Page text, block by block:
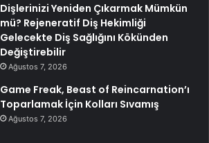
Dişlerinizi Yeniden Çıkarmak Mümkün
mü? Rejeneratif Diş Hekimliği
Gelecekte Diş Sağlığını Kökünden
Değiştirebilir
Ağustos 7, 2026
Game Freak, Beast of Reincarnation’ı
Toparlamak İçin Kolları Sıvamış
Ağustos 7, 2026